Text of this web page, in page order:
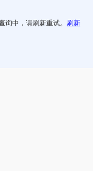
询中，请刷新重试。 刷新